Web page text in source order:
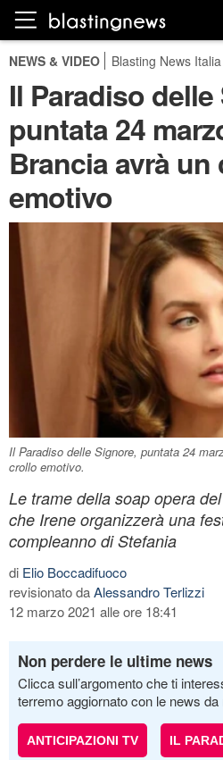
NEWS & VIDEO Blasting News Italia
Il Paradiso
puntata 24
Brancia avrà un
emotivo
Il Paradiso delle Signore, puntata 24
crollo emotivo.
Le trame della soap opera
che Irene organizzerà una
compleanno di Stefania
di Elio Boccadifuoco
revisionato daAlessandro Terlizzi
12 marzo 2021 alle ore 18:41
Non perdere le ultime news
Clicca sull’argomento che ti
terremo aggiornato con le news da
ANTICIPAZIONI TV IL